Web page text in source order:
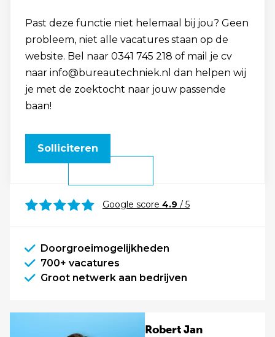
Past deze functie niet helemaal bij jou? Geen
probleem, niet alle vacatures staan op de
website. Bel naar 0341 745 218 of mail je cv
naar info@bureautechniek.nl dan helpen wij
je met de zoektocht naar jouw passende
baan!
Solliciteren
Google score 4.9 / 5
Doorgroeimogelijkheden
700+ vacatures
Groot netwerk aan bedrijven
Robert Jan